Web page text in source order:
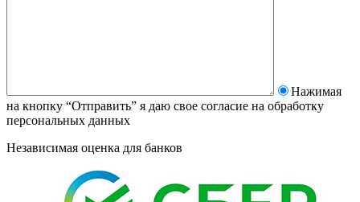
Нажимая
на кнопку “Отправить” я даю свое согласие на обработку
персональных данных
Независимая оценка для банков